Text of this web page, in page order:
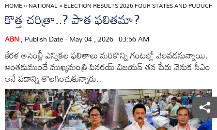
HOME»NATIONAL»ELECTION RESULTS 2026 FOUR STATES AND
కొత్త చరిత్రా..? పాత ఫలితమా?
ABN, Publish Date - May 04 , 2026 | 03:56 AM
కేరళ అసెంబ్లీ ఎన్నికల ఫలితాలు మరికొన్ని గంటల్లో వెలవడనున్నాయి.
అంతకుముందే ముఖ్యమంత్రి పినరయ్‌ విజయన్‌ తన పేరు వెనుక సీఎం
అనే పదాన్ని తొలగించుకున్నారు..